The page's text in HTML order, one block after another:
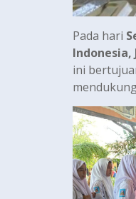
Pada hari
Indonesia,
ini